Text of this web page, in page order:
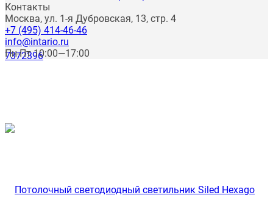
Контакты
Москва, ул. 1-я Дубровская, 13, стр. 4
+7 (495) 414-46-46
info@intario.ru
Пн-Пт 10:00—17:00